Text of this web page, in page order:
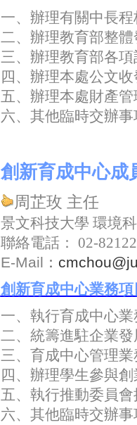
一、辦理有關中長
二、辦理教育部整
三、辦理教育部各
四、辦理本處公文
五、辦理本處財產
六、其他臨時交辦事
創新育成中心成
周芷玫 主任
景文科技大學 環境
聯絡電話： 02-
E-Mail ：
創新育成中心業務項
一、執行育成中心業
二、統籌進駐企業發
三、育成中心管理
四、辦理學生參與
五、執行推動委員
六、其他臨時交辦事